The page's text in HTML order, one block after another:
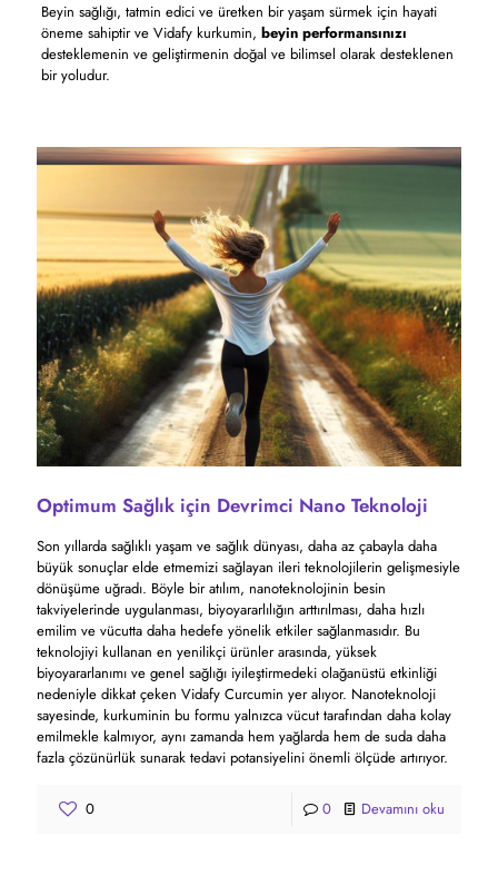
Beyin sağlığı, tatmin edici ve üretken bir yaşam sürmek için hayati
öneme sahiptir ve Vidafy kurkumin, beyin performansınızı
desteklemenin ve geliştirmenin doğal ve bilimsel olarak desteklenen
bir yoludur.
Optimum Sağlık için Devrimci Nano Teknoloji
Son yıllarda sağlıklı yaşam ve sağlık dünyası, daha az çabayla daha
büyük sonuçlar elde etmemizi sağlayan ileri teknolojilerin gelişmesiyle
dönüşüme uğradı. Böyle bir atılım, nanoteknolojinin besin
takviyelerinde uygulanması, biyoyararlılığın arttırılması, daha hızlı
emilim ve vücutta daha hedefe yönelik etkiler sağlanmasıdır. Bu
teknolojiyi kullanan en yenilikçi ürünler arasında, yüksek
biyoyararlanımı ve genel sağlığı iyileştirmedeki olağanüstü etkinliği
nedeniyle dikkat çeken Vidafy Curcumin yer alıyor. Nanoteknoloji
sayesinde, kurkuminin bu formu yalnızca vücut tarafından daha kolay
emilmekle kalmıyor, aynı zamanda hem yağlarda hem de suda daha
fazla çözünürlük sunarak tedavi potansiyelini önemli ölçüde artırıyor.
0 0 Devamını oku